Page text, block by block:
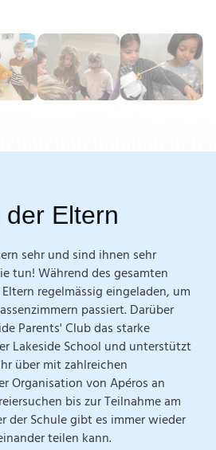
der Eltern
sehr und sind ihnen sehr
tun! Während des gesamten
regelmässig eingeladen, um
passiert. Darüber
Parents' Club das starke
Lakeside School und unterstützt
über mit zahlreichen
Organisation von Apéros an
bis zur Teilnahme am
der Schule gibt es immer wieder
teilen kann.